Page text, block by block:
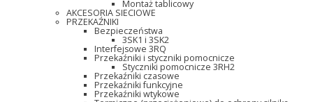
Montaż tablicowy
AKCESORIA SIECIOWE
PRZEKAŹNIKI
Bezpieczeństwa
3SK1 i 3SK2
Interfejsowe 3RQ
Przekaźniki i styczniki pomocnicze
Styczniki pomocnicze 3RH2
Przekaźniki czasowe
Przekaźniki funkcyjne
Przekaźniki wtykowe